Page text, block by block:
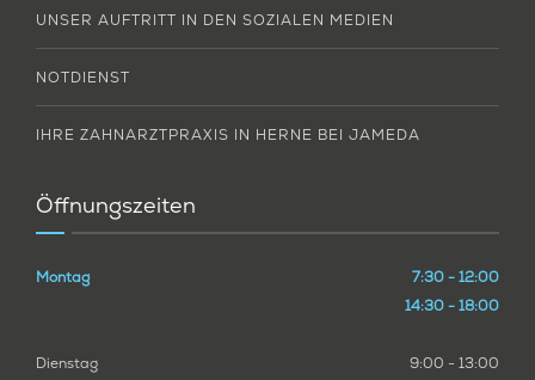
UNSER AUFTRITT IN DEN SOZIALEN MEDIEN
NOTDIENST
IHRE ZAHNARZTPRAXIS IN HERNE BEI JAMEDA
Öffnungszeiten
Montag
7:30 - 12:00
14:30 - 18:00
Dienstag
9:00 - 13:00